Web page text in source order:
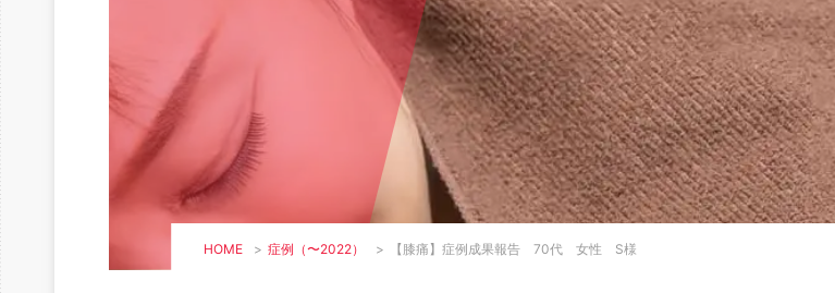
HOME > 症例（〜2022） > 【膝痛】症例成果報告 70代 女性 S様